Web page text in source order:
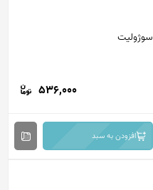
سوژولیت
536,000
افزودن به سبد